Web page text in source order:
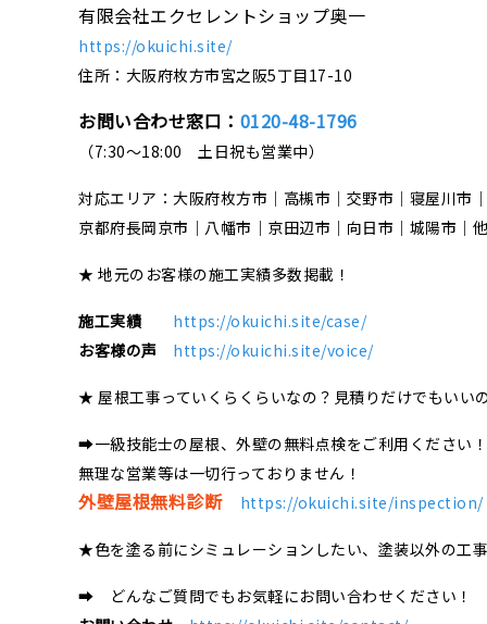
有限会社エクセレントショップ奥一
https://okuichi.site/
住所：大阪府枚方市宮之阪5丁目17-10
お問い合わせ窓口： 0120-48-1796
（7:30～18:00 土日祝も営業中）
対応エリア：大阪府枚方市｜高槻市｜交野市｜寝屋川市
京都府長岡京市｜八幡市｜京田辺市｜向日市｜城陽市｜他
★ 地元のお客様の施工実績多数掲載！
施工実績
https://okuichi.site/case/
お客様の声
https://okuichi.site/voice/
★ 屋根工事っていくらくらいなの？見積りだけでもいい
➡一級技能士の屋根、外壁の無料点検をご利用ください！
無理な営業等は一切行っておりません！
外壁屋根無料診断 https://okuichi.site/inspection/
★色を塗る前にシミュレーションしたい、塗装以外の
➡ どんなご質問でもお気軽にお問い合わせください！